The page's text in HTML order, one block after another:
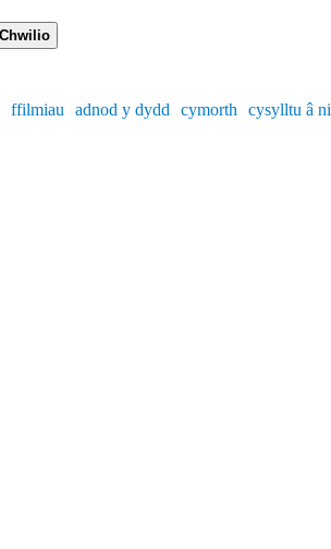
ffilmiau adnod y dydd cymorth cysylltu â ni